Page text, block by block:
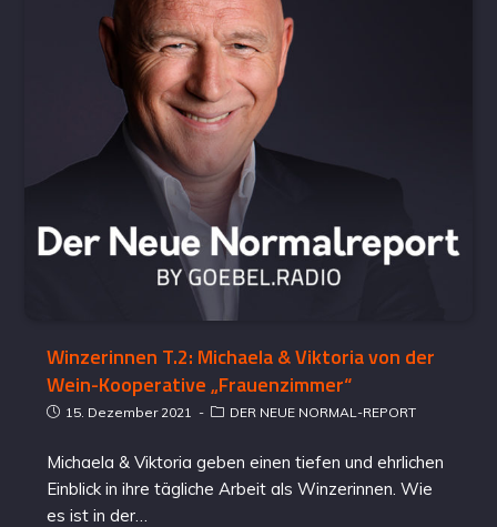
Winzerinnen T.2: Michaela & Viktoria von der
Wein-Kooperative „Frauenzimmer“
15. Dezember 2021 DER NEUE NORMAL-REPORT
Michaela & Viktoria geben einen tiefen und ehrlichen
Einblick in ihre tägliche Arbeit als Winzerinnen. Wie
es ist in der…